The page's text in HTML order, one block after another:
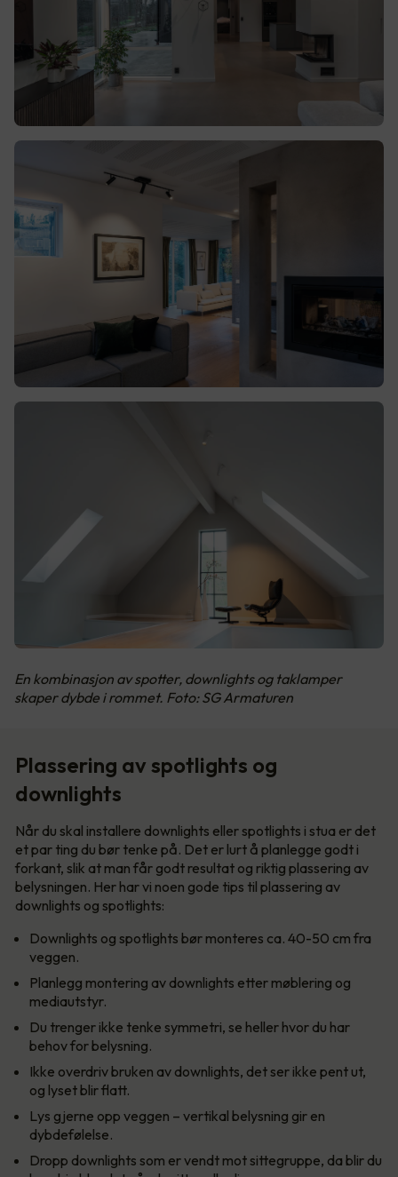
En kombinasjon av spotter, downlights og taklamper
skaper dybde i rommet. Foto: SG Armaturen
Plassering av spotlights og
downlights
Når du skal installere downlights eller spotlights i stua er det
et par ting du bør tenke på. Det er lurt å planlegge godt i
forkant, slik at man får godt resultat og riktig plassering av
belysningen. Her har vi noen gode tips til plassering av
downlights og spotlights:
Downlights og spotlights bør monteres ca. 40-50 cm fra
veggen.
Planlegg montering av downlights etter møblering og
mediautstyr.
Du trenger ikke tenke symmetri, se heller hvor du har
behov for belysning.
Ikke overdriv bruken av downlights, det ser ikke pent ut,
og lyset blir flatt.
Lys gjerne opp veggen – vertikal belysning gir en
dybdefølelse.
Dropp downlights som er vendt mot sittegruppe, da blir du